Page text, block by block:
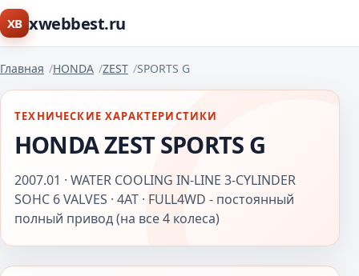
XB xwebbest.ru
Главная HONDA ZEST SPORTS G
ТЕХНИЧЕСКИЕ ХАРАКТЕРИСТИКИ
HONDA ZEST SPORTS G
2007.01 · WATER COOLING IN-LINE 3-CYLINDER
SOHC 6 VALVES · 4AT · FULL4WD - постоянный
полный привод (на все 4 колеса)